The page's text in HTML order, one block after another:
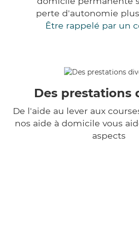
perte d'autonomie
Être rappelé par un
Des prestations
De l'aide au lever aux
nos aide à domicile vous
aspects